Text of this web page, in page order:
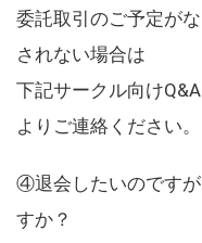
委託取引のご予定が
されない場合は
下記サークル向け
よりご連絡ください。
④退会したいのです
すか？